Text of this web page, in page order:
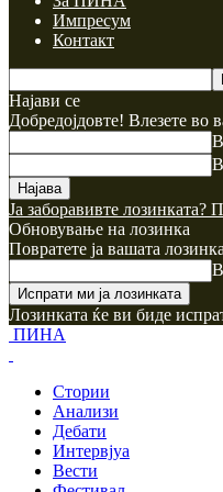
Импресум
Контакт
Најави се
Добредојдовте! Влезете во
Ја заборавивте лозинката?
Обновување на лозинка
Повратете ја вашата лозинка
Лозинката ќе ви биде
ПИНА
Стории
Анализи
Дебати
Интервјуа
Вести